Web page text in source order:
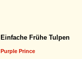
Einfache Frühe Tulpen
Purple Prince